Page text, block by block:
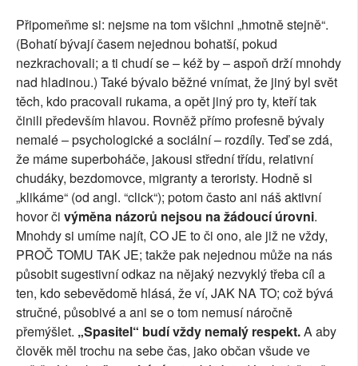
Připomeňme si: nejsme na tom všichni „hmotně stejně“.
(Bohatí bývají časem nejednou bohatší, pokud
nezkrachovali; a ti chudí se – kéž by – aspoň drží mnohdy
nad hladinou.) Také bývalo běžné vnímat, že jiný byl svět
těch, kdo pracovali rukama, a opět jiný pro ty, kteří tak
činili především hlavou. Rovněž přímo profesně bývaly
nemalé – psychologické a sociální – rozdíly. Teď se zdá,
že máme superboháče, jakousi střední třídu, relativní
chudáky, bezdomovce, migranty a teroristy. Hodně si
„klikáme“ (od angl. “click“); potom často ani náš aktivní
hovor či výměna názorů nejsou na žádoucí úrovni.
Mnohdy si umíme najít, CO JE to či ono, ale již ne vždy,
PROČ TOMU TAK JE; takže pak nejednou může na nás
působit sugestivní odkaz na nějaký nezvyklý třeba cíl a
ten, kdo sebevědomě hlásá, že ví, JAK NA TO; což bývá
stručné, působivé a ani se o tom nemusí náročně
přemýšlet. „Spasitel“ budí vždy nemalý respekt.A aby
člověk měl trochu na sebe čas, jako občan všude ve